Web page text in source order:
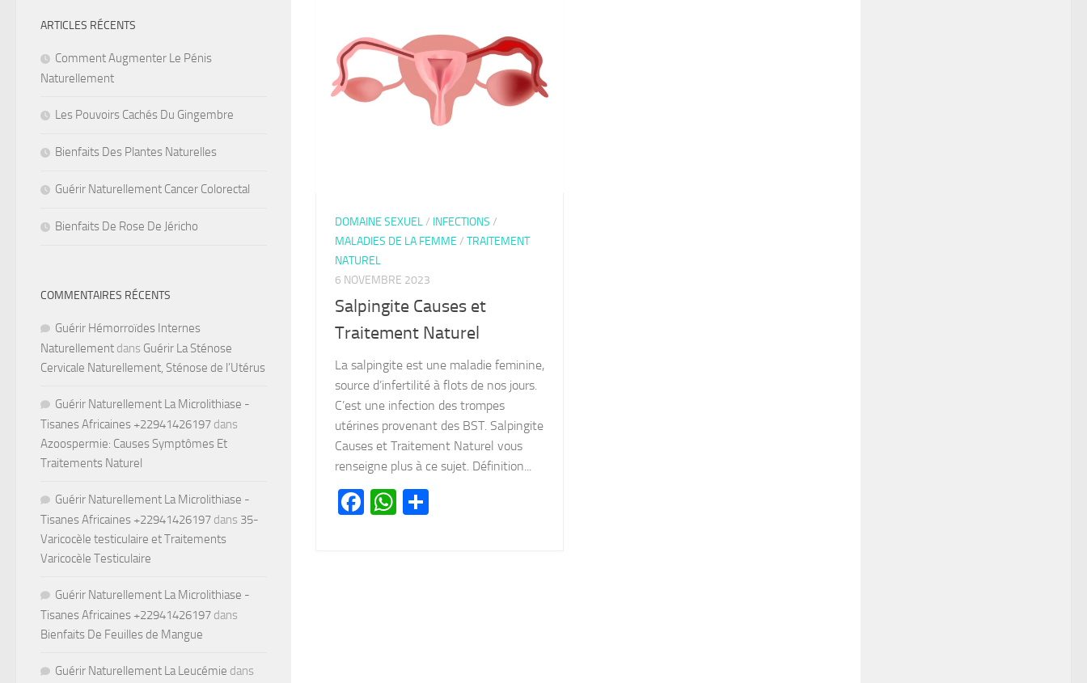
DOMAINE SEXUEL/ INFECTIONS /
MALADIES DE LA FEMME / TRAITEMENT
NATUREL
6 NOVEMBRE 2023
Salpingite Causes et
Traitement Naturel
La salpingite est une maladie feminine,
source d’infertilité à flots de nos jours.
C’est une infection des trompes
utérines provenant des BST. Salpingite
Causes et Traitement Naturel vous
renseigne plus à ce sujet. Définition...
Facebook
WhatsApp
ARTICLES RÉCENTS
Comment Augmenter Le Pénis
Naturellement
Les Pouvoirs Cachés Du Gingembre
Bienfaits Des Plantes Naturelles
Guérir Naturellement Cancer Colorectal
Bienfaits De Rose De Jéricho
COMMENTAIRES RÉCENTS
Guérir Hémorroïdes Internes
Naturellement dans Guérir La Sténose
Cervicale Naturellement, Sténose de l’Utérus
Guérir Naturellement La Microlithiase -
Tisanes Africaines +22941426197 dans
Azoospermie: Causes Symptômes Et
Traitements Naturel
Guérir Naturellement La Microlithiase -
Tisanes Africaines +22941426197 dans 35-
Varicocèle testiculaire et Traitements
Varicocèle Testiculaire
Guérir Naturellement La Microlithiase -
Tisanes Africaines +22941426197 dans
Bienfaits De Feuilles de Mangue
Guérir Naturellement La Leucémie dans